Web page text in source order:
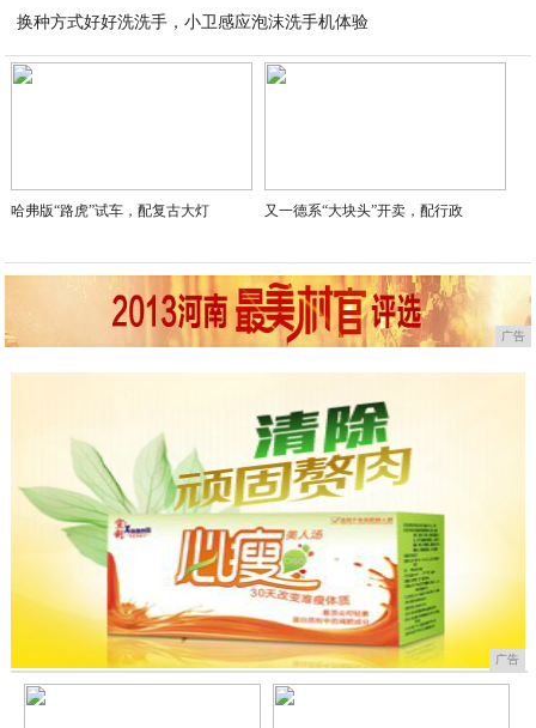
换种方式好好洗洗手，小卫感应泡沫洗手机体验
2020-08-13
哈弗版“路虎”试车，配复古大灯 又一德系“大块头”开卖，配行政
广告
广告